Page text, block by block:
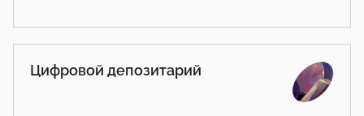
Цифровой депозитарий